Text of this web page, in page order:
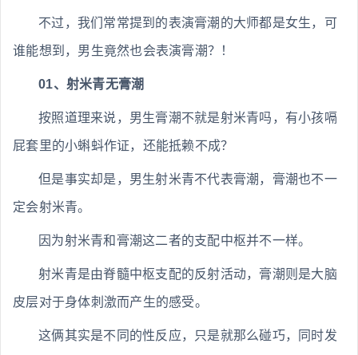
不过，我们常常提到的表演膏潮的大师都是女生，可
谁能想到，男生竟然也会表演膏潮？！
01、射米青无膏潮
按照道理来说，男生膏潮不就是射米青吗，有小孩嗝
屁套里的小蝌蚪作证，还能抵赖不成？
但是事实却是，男生射米青不代表膏潮，膏潮也不一
定会射米青。
因为射米青和膏潮这二者的支配中枢并不一样。
射米青是由脊髓中枢支配的反射活动，膏潮则是大脑
皮层对于身体刺激而产生的感受。
这俩其实是不同的性反应，只是就那么碰巧，同时发